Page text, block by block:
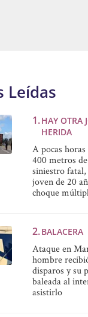
Leídas
HAY OTRA
HERIDA
A pocas horas
400 metros
siniestro
joven de 20
choque
BALACERA
Ataque en
hombre
disparos y su
baleada al
asistirlo